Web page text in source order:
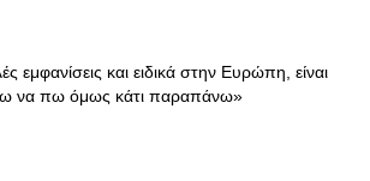
εμφανίσεις και ειδικά στην Ευρώπη, είναι
να πω όμως κάτι παραπάνω»